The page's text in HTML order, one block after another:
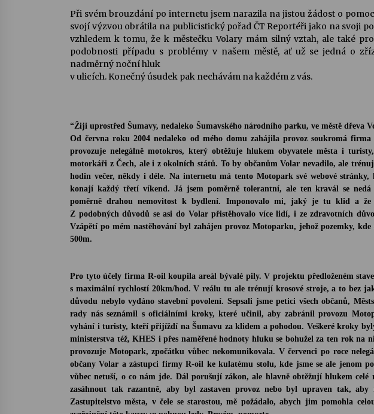
28. 7. 2026
Letní koncerty ve Stromovce: Rufus
Miller
22. 7. 2026
Při svém brouzdání po internetu jsem narazila na jistou žádost o
svojí výzvou obrátila na publicistický pořad ČT Reportéři jako na svoji
vzhledem k tomu, že k městečku Volary mám silný vztah, ale také
podobnosti případu s problémy v našem městě, ať už se jedná o
nadměrný noční hluk
v ulicích. Konečný úsudek pak nechávám na každém z vás.
“Žiji uprostřed Šumavy, nedaleko Šumavského národního parku, ve městě dřeva
Od června roku 2004 nedaleko od mého domu zahájila provoz soukromá
provozuje nelegálně motokros, který obtěžuje hlukem obyvatele města i
motorkáři z Čech, ale i z okolních států. To by občanům Volar nevadilo, ale
hodin večer, někdy i déle. Na internetu má tento Motopark své webové
konají každý třetí víkend. Já jsem poměrně tolerantní, ale ten kravál se
poměrně drahou nemovitost k bydlení. Imponovalo mi, jaký je tu klid a že
Z podobných důvodů se asi do Volar přistěhovalo více lidí, i ze zdravotních
Vzápětí po mém nastěhování byl zahájen provoz Motoparku, jehožpozemky,
500m.
Pro tyto účely firma R-oil koupila areál bývalé pily. V projektu předloženém
s maximální rychlostí 20km/hod. V reálu tu ale trénují krosové stroje, a to bez
důvodu nebylo vydáno stavební povolení. Sepsali jsme petici všech občanů,
rady nás seznámil s oficiálními kroky, které učinil, aby zabránil provozu
vyhání i turisty, kteří přijíždí na Šumavu za klidem a pohodou. Veškeré kroky
ministerstva též, KHES i přes naměřené hodnoty hluku se bohužel za ten rok na
provozuje Motopark, zpočátku vůbec nekomunikovala. V červenci po roce
občany Volar a zástupci firmy R-oil ke kulatému stolu, kde jsme se ale jenom
vůbec netuší, o co nám jde. Dál porušují zákon, ale hlavně obtěžují hlukem celé
zasáhnout tak razantně, aby byl zastaven provoz nebo byl upraven tak,
Zastupitelstvo města, v čele se starostou, mě požádalo, abych jim pomohla